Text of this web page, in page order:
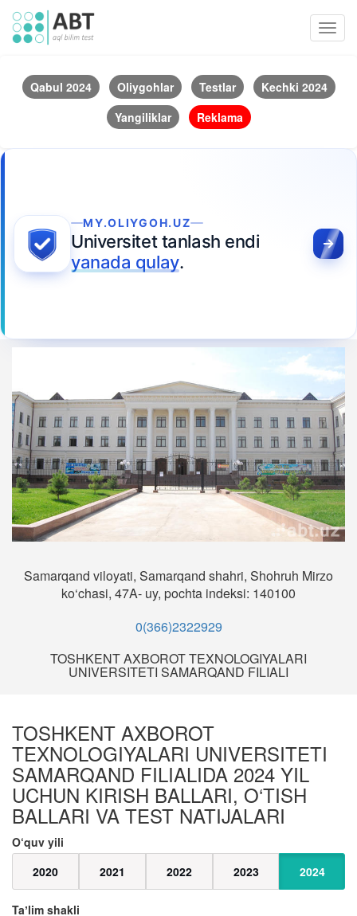
Qabul 2024 Oliygohlar Testlar
Kechki 2024
Yangiliklar
Reklama
MY.OLIYGOH.UZ
Universitet tanlash endi
yanada qulay.
Samarqand viloyati, Samarqand shahri, Shohruh Mirzo
ko‘chasi, 47A- uy, pochta indeksi: 140100
0(366)2322929
TOSHKENT AXBOROT TEXNOLOGIYALARI
UNIVERSITETI SAMARQAND FILIALI
TOSHKENT AXBOROT
TEXNOLOGIYALARI UNIVERSITETI
SAMARQAND FILIALIDA 2024 YIL
UCHUN KIRISH BALLARI, O‘TISH
BALLARI VA TEST NATIJALARI
O‘quv yili
2020
2021 2022 2023 2024
Taʼlim shakli